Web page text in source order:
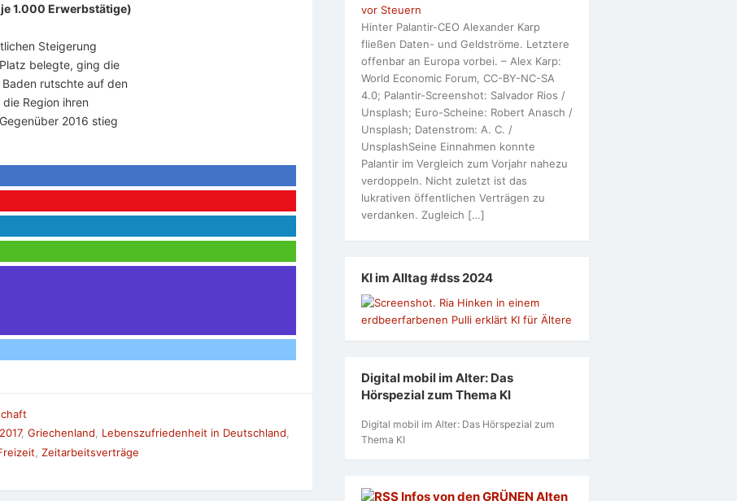
1.000 Erwerbstätige)
Steigerung
belegte, ging die
rutschte auf den
Region ihren
2016 stieg
, Griechenland, Lebenszufriedenheit in Deutschland,
Zeitarbeitsverträge
vor Steuern
Hinter Palantir-CEO Alexander Karp
fließen Daten- und Geldströme. Letztere
offenbar an Europa vorbei. – Alex Karp:
World Economic Forum, CC-BY-NC-SA
4.0; Palantir-Screenshot: Salvador Rios /
Unsplash; Euro-Scheine: Robert Anasch /
Unsplash; Datenstrom: A. C. /
UnsplashSeine Einnahmen konnte
Palantir im Vergleich zum Vorjahr nahezu
verdoppeln. Nicht zuletzt ist das
lukrativen öffentlichen Verträgen zu
verdanken. Zugleich […]
KI im Alltag #dss 2024
Digital mobil im Alter: Das
Hörspezial zum Thema KI
Digital mobil im Alter: Das Hörspezial zum
Thema KI
Infos von den GRÜNEN Alten